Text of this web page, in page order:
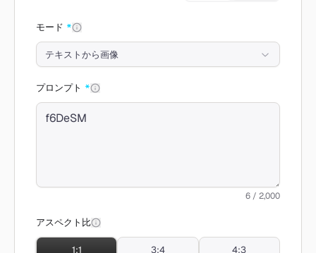
モード *
テキストから画像
プロンプト *
6 / 2,000
アスペクト比
1:1 3:4 4:3